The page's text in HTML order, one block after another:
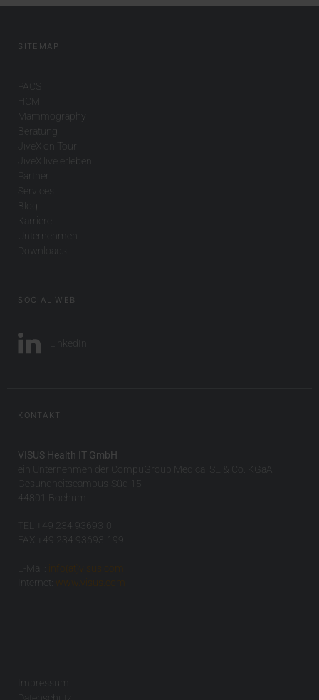
SITEMAP
PACS
HCM
Mammography
Beratung
JiveX on Tour
JiveX live erleben
Partner
Services
Blog
Karriere
Unternehmen
Downloads
SOCIAL WEB
LinkedIn
KONTAKT
VISUS Health IT GmbH
ein Unternehmen der CompuGroup Medical SE & Co. KGaA
Gesundheitscampus-Süd 15
44801 Bochum
TEL +49 234 93693-0
FAX +49 234 93693-199
E-Mail:
info(at)visus.com
Internet:
www.visus.com
Impressum